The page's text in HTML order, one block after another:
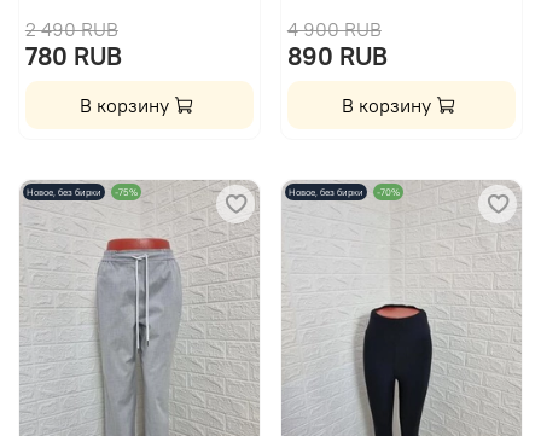
2 490 RUB
780 RUB
В корзину
4 900 RUB
890 RUB
В корзину
Новое, без бирки -75% Новое, без бирки -70%